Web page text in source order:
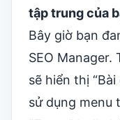
tập trung của
Bây giờ bạn
SEO
sẽ hiển thị
sử dụng menu